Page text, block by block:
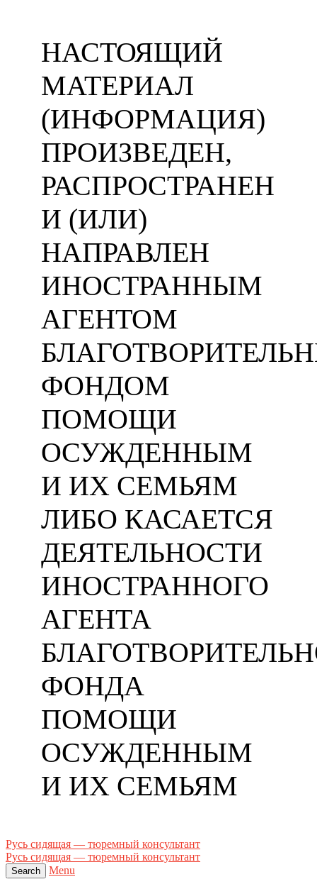
НАСТОЯЩИЙ
МАТЕРИАЛ
(ИНФОРМАЦИЯ)
ПРОИЗВЕДЕН,
РАСПРОСТРАНЕН
И (ИЛИ)
НАПРАВЛЕН
ИНОСТРАННЫМ
АГЕНТОМ
ФОНДОМ
ПОМОЩИ
ОСУЖДЕННЫМ
И ИХ СЕМЬЯМ
ЛИБО КАСАЕТСЯ
ДЕЯТЕЛЬНОСТИ
ИНОСТРАННОГО
АГЕНТА
ФОНДА
ПОМОЩИ
ОСУЖДЕННЫМ
И ИХ СЕМЬЯМ
Русь сидящая — тюремный консультант
Русь сидящая — тюремный консультант
Search Menu